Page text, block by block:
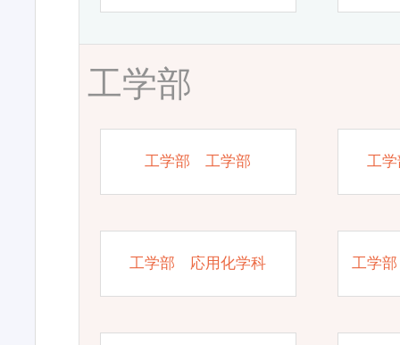
工学部
工学部 工学部 工
工学部 応用化学科 工学